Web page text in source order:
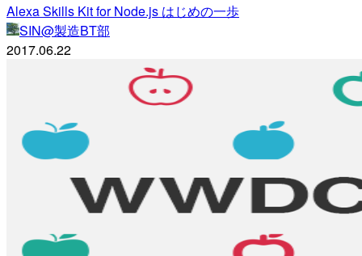
Alexa Skills Kit for Node.js はじめの一歩
SIN@製造BT部
2017.06.22